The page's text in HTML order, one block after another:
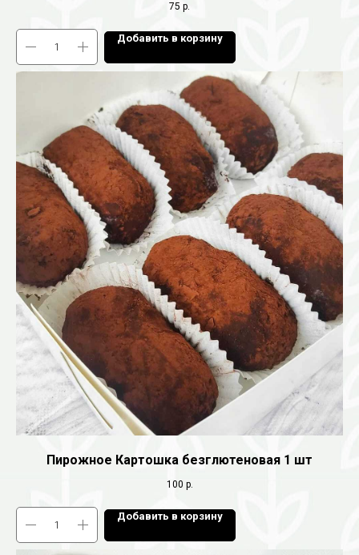
75 р.
Добавить в корзину
Пирожное Картошка безглютеновая 1 шт
100 р.
Добавить в корзину